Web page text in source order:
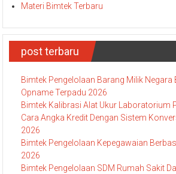
Materi Bimtek Terbaru
post terbaru
Bimtek Pengelolaan Barang Milik Negara
Opname Terpadu 2026
Bimtek Kalibrasi Alat Ukur Laboratorium
Cara Angka Kredit Dengan Sistem
2026
Bimtek Pengelolaan Kepegawaian
2026
Bimtek Pengelolaan SDM Rumah Sakit